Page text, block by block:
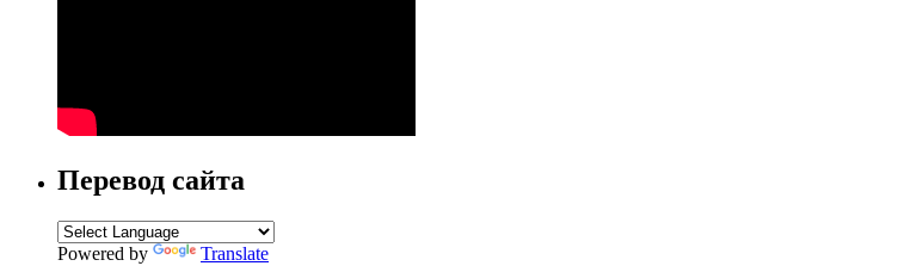
Перевод сайта
Powered by Translate